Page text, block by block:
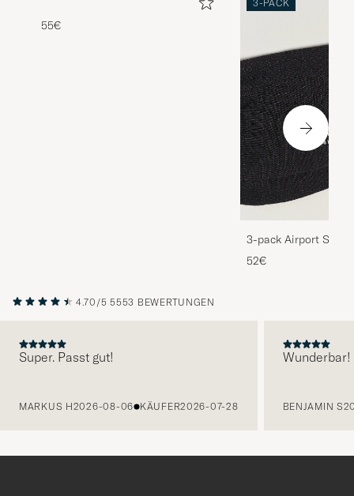
55€
3-PACK
3-pack Airport
Melange
52€
4.70/5 5553 BEWERTUNGEN
Super. Passt gut!
MARKUS H2026-08-06 KÄUFER2026-07-28
Wunderbar!
BENJAMIN S